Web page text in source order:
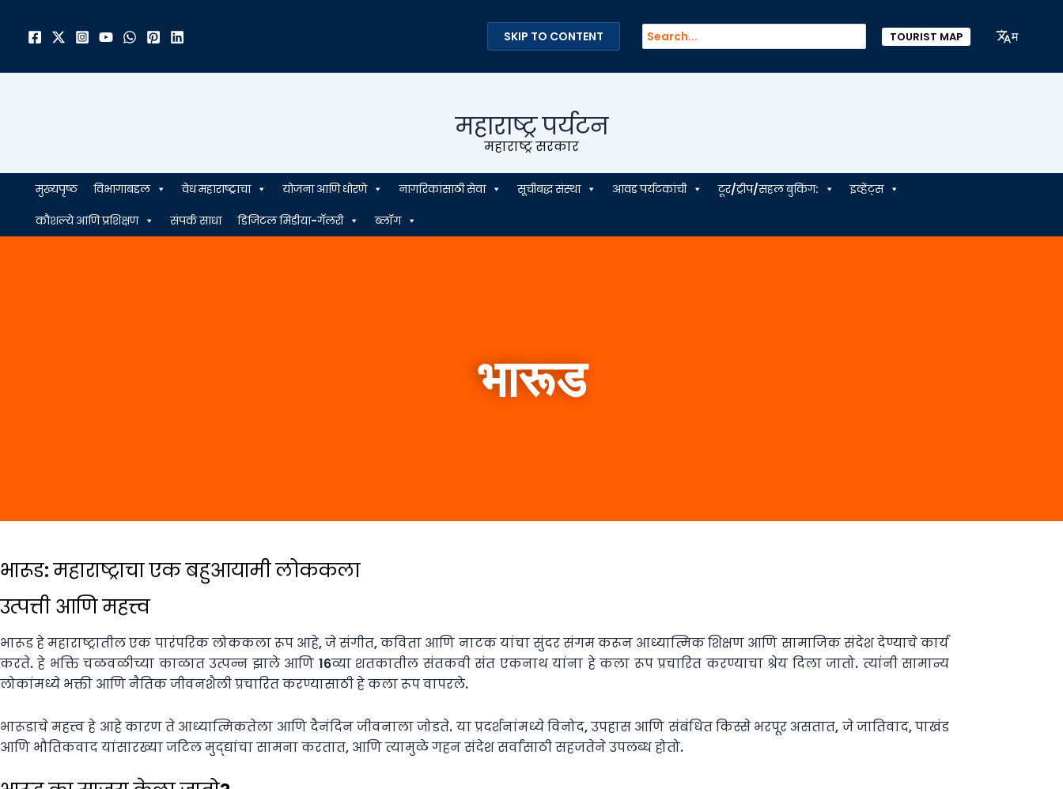
SKIP TO CONTENT
Search
for:
TOURIST MAP म
महाराष्ट्र पर्यटन
महाराष्ट्र सरकार
मुख्यपृष्ठ विभागाबद्दल वेध महाराष्ट्राचा योजना आणि धोरणे नागरिकांसाठी सेवा सूचीबद्ध संस्था आवड पर्यटकांची टूर/ट्रीप/सहल बुकिंग:
इव्हेंट्स
कौशल्ये आणि प्रशिक्षण
संपर्क साधा डिजिटल मिडीया-गॅलरी ब्लॉग
भारूड
भारूड: महाराष्ट्राचा एक बहुआयामी लोककला
उत्पत्ती आणि महत्त्व
भारूड हे महाराष्ट्रातील एक पारंपरिक लोककला रूप आहे, जे संगीत, कविता आणि नाटक यांचा सुंदर संगम करून आध्यात्मिक शिक्षण आणि सामाजिक संदेश देण्याचे कार्य
करते. हे भक्ति चळवळीच्या काळात उत्पन्न झाले आणि 16व्या शतकातील संतकवी संत एकनाथ यांना हे कला रूप प्रचारित करण्याचा श्रेय दिला जातो. त्यांनी सामान्य
लोकांमध्ये भक्ती आणि नैतिक जीवनशैली प्रचारित करण्यासाठी हे कला रूप वापरले.
भारूडाचे महत्त्व हे आहे कारण ते आध्यात्मिकतेला आणि दैनंदिन जीवनाला जोडते. या प्रदर्शनांमध्ये विनोद, उपहास आणि संबंधित किस्से भरपूर असतात, जे जातिवाद, पाखंड
आणि भौतिकवाद यांसारख्या जटिल मुद्द्यांचा सामना करतात, आणि त्यामुळे गहन संदेश सर्वांसाठी सहजतेने उपलब्ध होतो.